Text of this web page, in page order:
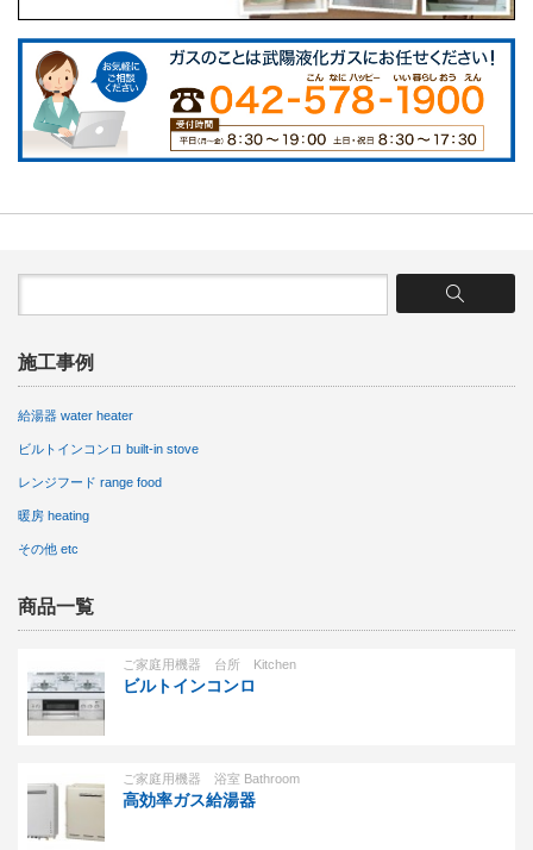
施工事例
給湯器 water heater
ビルトインコンロ built-in stove
レンジフード range food
暖房 heating
その他 etc
商品一覧
ご家庭用機器 台所 Kitchen
ビルトインコンロ
ご家庭用機器 浴室 Bathroom
高効率ガス給湯器